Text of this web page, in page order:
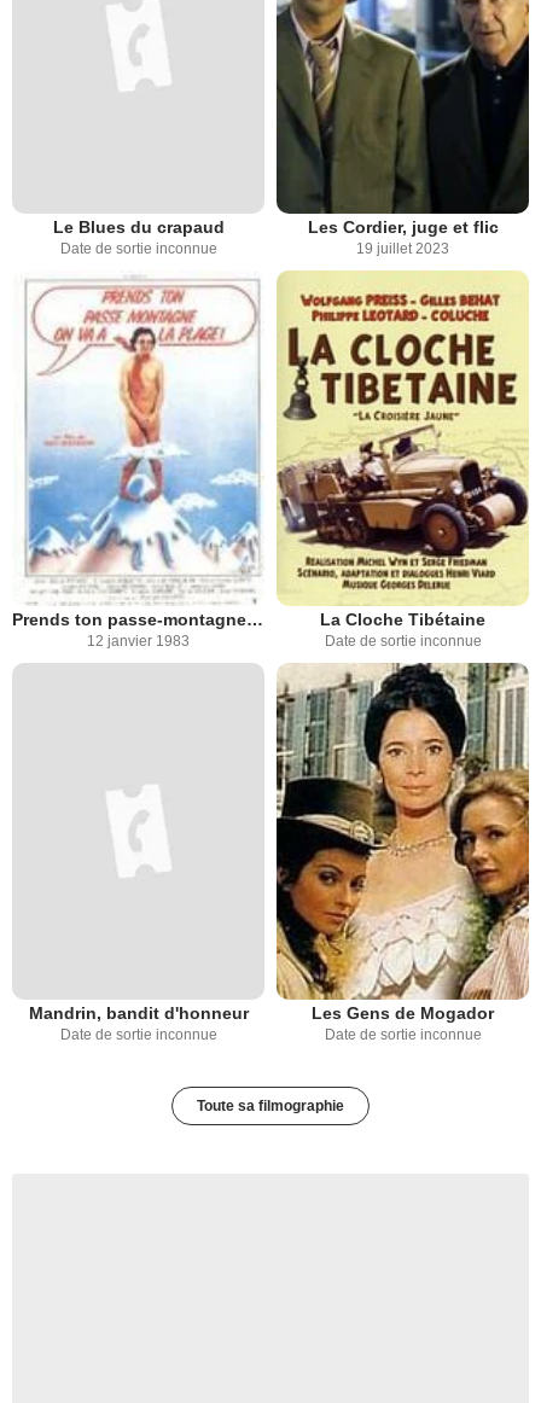
Le Blues du crapaud
Date de sortie inconnue
Les Cordier, juge et flic
19 juillet 2023
Prends ton passe-montagne, on va à la plage
12 janvier 1983
La Cloche Tibétaine
Date de sortie inconnue
Mandrin, bandit d'honneur
Date de sortie inconnue
Les Gens de Mogador
Date de sortie inconnue
Toute sa filmographie